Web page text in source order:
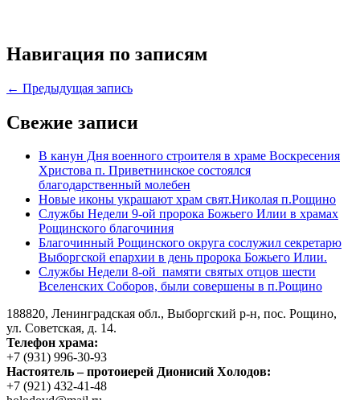
Навигация по записям
← Предыдущая запись
Свежие записи
В канун Дня военного строителя в храме Воскресения
Христова п. Приветнинское состоялся
благодарственный молебен
Новые иконы украшают храм свят.Николая п.Рощино
Службы Недели 9-ой пророка Божьего Илии в храмах
Рощинского благочиния
Благочинный Рощинского округа сослужил секретарю
Выборгской епархии в день пророка Божьего Илии.
Службы Недели 8-ой памяти святых отцов шести
Вселенских Соборов, были совершены в п.Рощино
188820, Ленинградская обл., Выборгский р-н, пос. Рощино,
ул. Советская, д. 14.
Телефон храма:
+7 (931) 996-30-93
Настоятель – протоиерей Дионисий Холодов:
+7 (921) 432-41-48